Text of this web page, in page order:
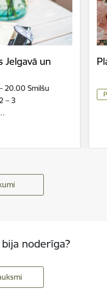
Jelgavā un
20.00 Smilšu
– 3
noderīga?